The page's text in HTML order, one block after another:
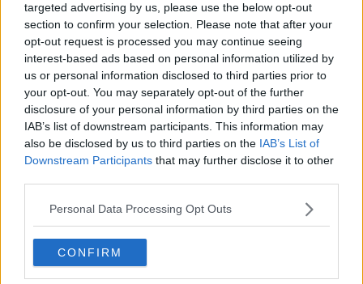
targeted advertising by us, please use the below opt-out
section to confirm your selection. Please note that after your
opt-out request is processed you may continue seeing
interest-based ads based on personal information utilized by
us or personal information disclosed to third parties prior to
your opt-out. You may separately opt-out of the further
disclosure of your personal information by third parties on the
IAB’s list of downstream participants. This information may
also be disclosed by us to third parties on the IAB’s List of
Downstream Participants that may further disclose it to other
Personal Data Processing Opt Outs
CONFIRM
Siena.
Sul posto, oltre ai sanitari del 118 accorsi con un'automedica e due
ambulanze, sono intervenuti anche i vigili del fuoco e le forze
dell’ordine che si sono occupate dei rilievi volti a ricostruire l'esatta
dinamica del drammatico incidente.
"Con profondo dolore e tristezza - si legge in un post sulla pagina
avvenuta mentre stava svolgendo il servizio di volontariato alla
Misericordia Castiglione D'Orcia, persona benvoluta da tutti,
sempre pronto a dispensare una battuta e un sorriso, storico
musicista tra le file della Filarmonica La Castigliana, persona
sempre impegnata nel sociale e nella comunità. Ci stringiamo al